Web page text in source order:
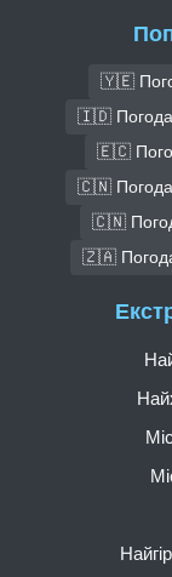
🇾🇪
🇮🇩 Погода
🇪🇨
🇨🇳 Погода
🇨🇳
🇿🇦